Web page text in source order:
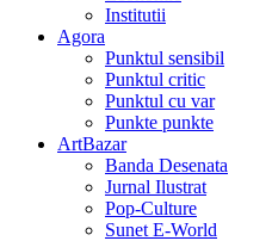
Institutii
Agora
Punktul sensibil
Punktul critic
Punktul cu var
Punkte punkte
ArtBazar
Banda Desenata
Jurnal Ilustrat
Pop-Culture
Sunet E-World